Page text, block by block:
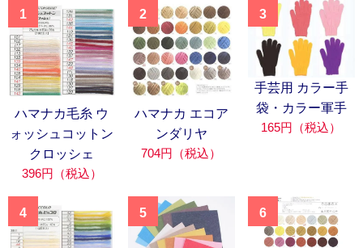
1
ハマナカ毛糸 ウ
ォッシュコットン
クロッシェ
396円（税込）
2
ハマナカ エコア
ンダリヤ
704円（税込）
3
手芸用 カラー手
袋・カラー軍手
165円（税込）
4 5 6